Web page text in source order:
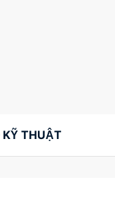
KỸ THUẬT